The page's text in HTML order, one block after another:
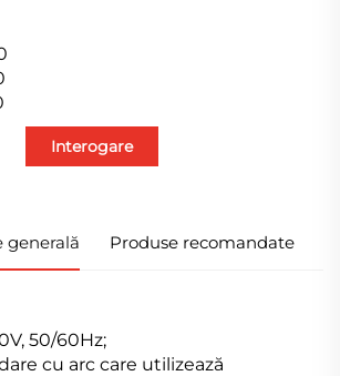
Interogare
generală Produse recomandate
50/60Hz;
cu arc care utilizează